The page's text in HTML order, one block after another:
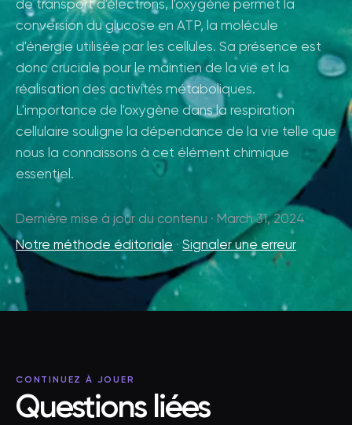
de transport d'électrons, l'oxygène permet la
conversion du glucose en ATP, la molécule
d'énergie utilisée par les cellules. Sa présence est
donc cruciale pour le maintien de la vie et la
réalisation des activités métaboliques.
L'importance de l'oxygène dans la respiration
cellulaire souligne la dépendance de la vie telle que
nous la connaissons à cet élément chimique
essentiel.
Dernière mise à jour du contenu · March 31, 2024
Notre méthode éditoriale · Signaler une erreur
CONTINUEZ À JOUER
Questions liées